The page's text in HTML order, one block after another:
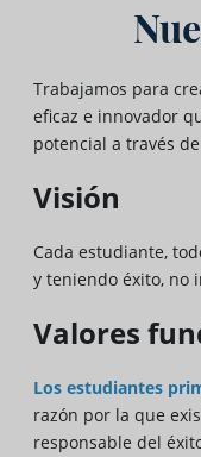
Trabajamos para
eficaz e innovador
potencial a través
Visión
Cada estudiante,
y teniendo éxito, no
Valores
Los estudiantes
razón por la que
responsable del